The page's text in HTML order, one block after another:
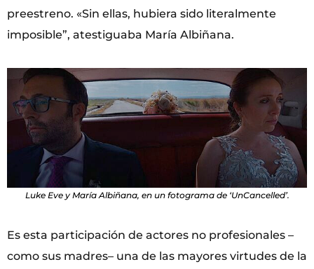
preestreno. «Sin ellas, hubiera sido literalmente
imposible”, atestiguaba María Albiñana.
Luke Eve y María Albiñana, en un fotograma de ‘UnCancelled’.
Es esta participación de actores no profesionales –
como sus madres– una de las mayores virtudes de la